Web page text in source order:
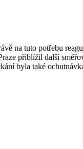
na tuto potřebu
přiblížil další
byla také